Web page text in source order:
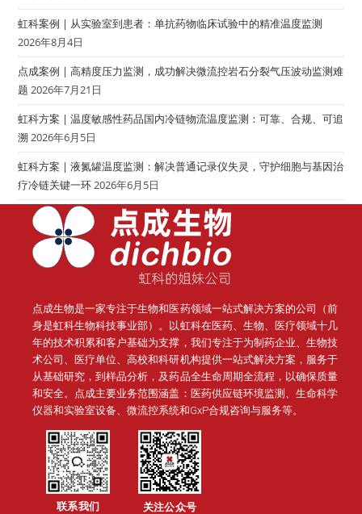
虹科案例 | 从实验室到患者：单抗药物临床试验中的精准温度监测
2026年8月4日
点成案例 | 高精度压力监测，成功解决微流控岩石分裂气压波动监测难
题 2026年7月21日
虹科方案 | 温度敏感性药品国内冷链物流温度监测：可靠、合规、可追
溯 2026年6月5日
虹科方案 | 液氮罐温度监测：解决普通记录仪失灵，守护细胞与基因治
疗冷链关键一环2026年6月5日
点成生物是一家专注于生物和医药领域一站式解决方案的公司（前
身是虹科生物科技事业部）。
以虹科在医药、生物、医疗领域十几
年的技术积累和客户基础为支撑，我们专注于为制药企业、生物技
术公司、医疗单位、高校和科研机构提供一站式解决方案，服务于
从基础研究，到样品分析，及药品全生命周期全流程，以确保质量
和安全。点成主要业务范围涵盖：医药供应链环境监测、生命科学
仪器和实验室设备、微流控系统和GxP合规咨询与服务等。
联系我们 关注公众号